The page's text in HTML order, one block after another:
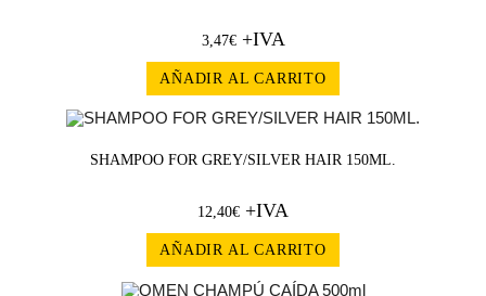
3,47€+IVA
AÑADIR AL CARRITO
SHAMPOO FOR GREY/SILVER HAIR 150ML.
12,40€ +IVA
AÑADIR AL CARRITO